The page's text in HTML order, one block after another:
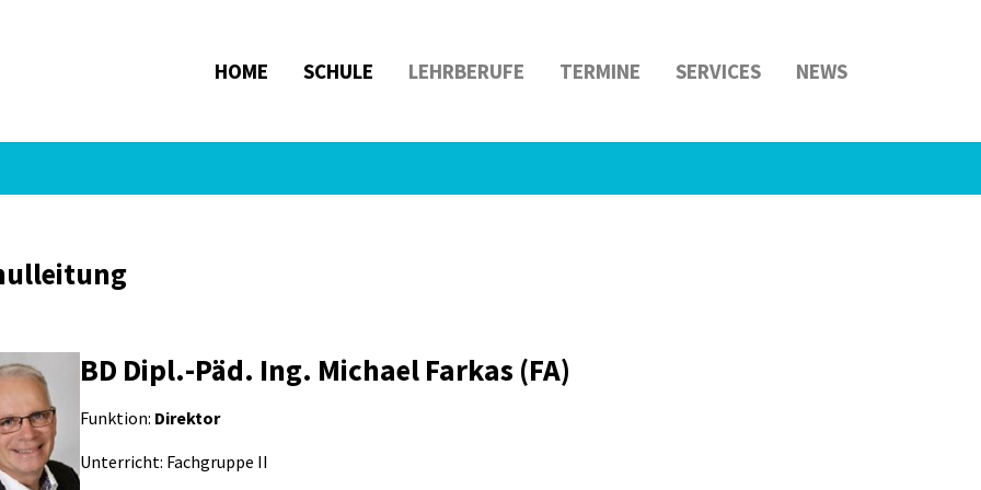
HOME SCHULE LEHRBERUFE TERMINE SERVICES NEWS
BD Dipl.-Päd. Ing. Michael Farkas (FA)
Funktion: Direktor
Unterricht: Fachgruppe II